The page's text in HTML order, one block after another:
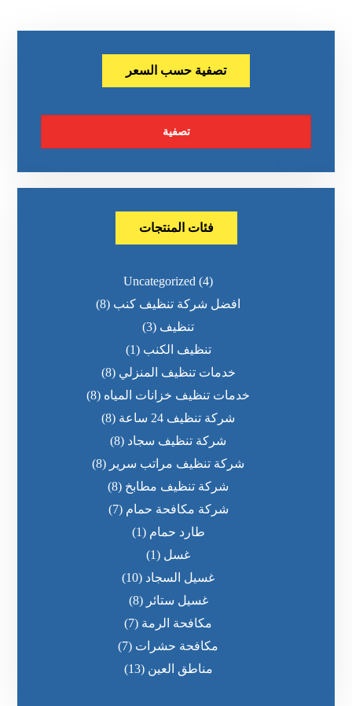
تصفية حسب السعر
تصفية
فئات المنتجات
Uncategorized (4)
افضل شركة تنظيف كنب (8)
تنظيف (3)
تنظيف الكنب (1)
خدمات تنظيف المنزلي (8)
خدمات تنظيف خزانات المياه (8)
شركة تنظيف 24 ساعة
(8)
شركة تنظيف سجاد (8)
شركة تنظيف مراتب سرير (8)
شركة تنظيف مطابخ (8)
شركة مكافحة حمام (7)
طارد حمام (1)
غسل (1)
غسيل السجاد (10)
غسيل ستائر (8)
مكافحة الرمة (7)
مكافحة حشرات (7)
مناطق العين (13)